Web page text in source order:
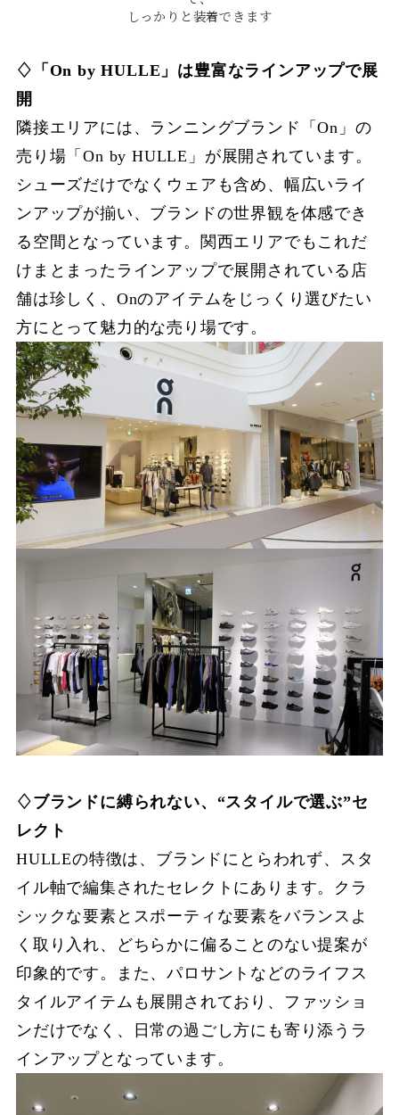
しっかりと装着できます
♢「On by HULLE」は豊富なラインアップで展
開
隣接エリアには、ランニングブランド「On」の
売り場「On by HULLE」が展開されています。
シューズだけでなくウェアも含め、幅広いライ
ンアップが揃い、ブランドの世界観を体感でき
る空間となっています。関西エリアでもこれだ
けまとまったラインアップで展開されている店
舗は珍しく、Onのアイテムをじっくり選びたい
方にとって魅力的な売り場です。
♢ブランドに縛られない、“スタイルで選ぶ”セ
レクト
HULLEの特徴は、ブランドにとらわれず、スタ
イル軸で編集されたセレクトにあります。クラ
シックな要素とスポーティな要素をバランスよ
く取り入れ、どちらかに偏ることのない提案が
印象的です。また、パロサントなどのライフス
タイルアイテムも展開されており、ファッショ
ンだけでなく、日常の過ごし方にも寄り添うラ
インアップとなっています。